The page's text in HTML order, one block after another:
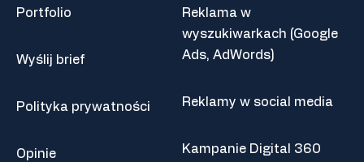
Portfolio
Wyślij brief
Polityka prywatności
Opinie
Reklama w
wyszukiwarkach (Google
Ads, AdWords)
Reklamy w social media
Kampanie Digital 360